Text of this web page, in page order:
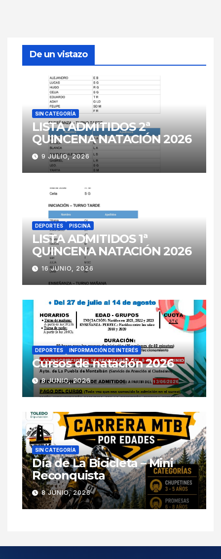
De un vistazo
SIN CATEGORÍA
LISTA ADMITIDOS 2ª
QUINCENA NATACIÓN 2026
9 JULIO, 2026
DEPORTES PISCINA
LISTA ADMITIDOS 1ª
QUINCENA NATACIÓN 2026
16 JUNIO, 2026
DEPORTES INFORMACIÓN DE INTERÉS
Cursos de natación 2026
8 JUNIO, 2026
SIN CATEGORÍA
Día de La Bicicleta – Mini
Reconquista
8 JUNIO, 2026